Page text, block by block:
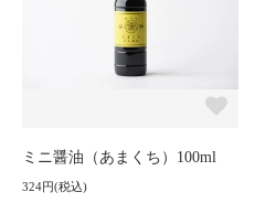
ミニ醤油（あまくち）100ml
324円(税込)